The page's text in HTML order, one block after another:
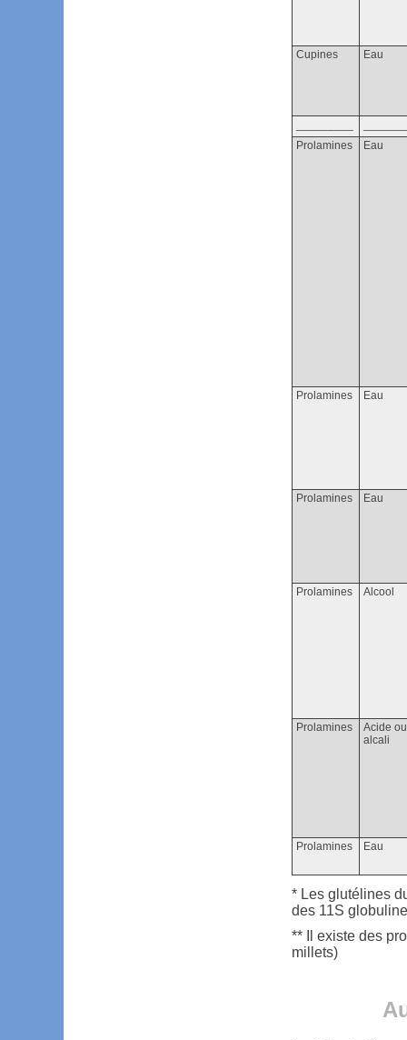
Cupines Eau
Prolamines
Eau
Prolamines Eau
Prolamines Eau
Prolamines Alcool
Prolamines
Acide ou
alcali
Prolamines Eau
* Les glutélines
des 11S
** Il existe des
millets)